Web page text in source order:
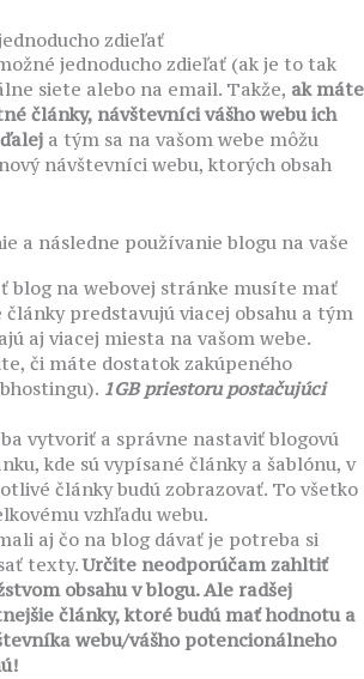
zdieľať
jednoducho zdieľať (ak je to tak
siete alebo na email. Takže, ak máte
články, návštevníci vášho webu ich
a tým sa na vašom webe môžu
návštevníci webu, ktorých obsah
a následne používanie blogu na vaše
blog na webovej stránke musíte mať
články predstavujú viacej obsahu a tým
aj viacej miesta na vašom webe.
či máte dostatok zakúpeného
1GB priestoru postačujúci
vytvoriť a správne nastaviť blogovú
kde sú vypísané články a šablónu, v
články budú zobrazovať. To všetko
vzhľadu webu.
aj čo na blog dávať je potreba si
texty.Určite neodporúčam zahltiť
obsahu v blogu. Ale radšej
články, ktoré budú mať hodnotu a
webu/vášho potencionálneho